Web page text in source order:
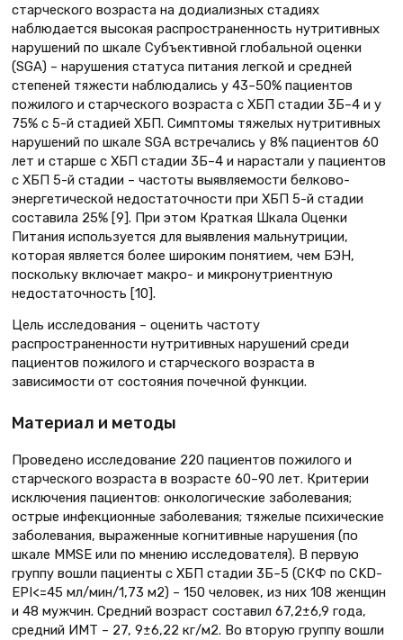
старческого возраста на додиализных стадиях
наблюдается высокая распространенность нутритивных
нарушений по шкале Субъективной глобальной оценки
(SGA) – нарушения статуса питания легкой и средней
степеней тяжести наблюдались у 43–50% пациентов
пожилого и старческого возраста с ХБП стадии 3Б–4 и у
75% с 5-й стадией ХБП. Симптомы тяжелых нутритивных
нарушений по шкале SGA встречались у 8% пациентов 60
лет и старше с ХБП стадии 3Б–4 и нарастали у пациентов
с ХБП 5-й стадии – частоты выявляемости белково-
энергетической недостаточности при ХБП 5-й стадии
составила 25% [9]. При этом Краткая Шкала Оценки
Питания используется для выявления мальнутриции,
которая является более широким понятием, чем БЭН,
поскольку включает макро- и микронутриентную
недостаточность [10].
Цель исследования – оценить частоту
распространенности нутритивных нарушений среди
пациентов пожилого и старческого возраста в
зависимости от состояния почечной функции.
Материал и методы
Проведено исследование 220 пациентов пожилого и
старческого возраста в возрасте 60–90 лет. Критерии
исключения пациентов: онкологические заболевания;
острые инфекционные заболевания; тяжелые психические
заболевания, выраженные когнитивные нарушения (по
шкале MMSE или по мнению исследователя). В первую
группу вошли пациенты с ХБП стадии 3Б–5 (СКФ по CKD-
EPI<=45 мл/мин/1,73 м2) – 150 человек, из них 108 женщин
и 48 мужчин. Средний возраст составил 67,2±6,9 года,
средний ИМТ – 27, 9±6,22 кг/м2. Во вторую группу вошли